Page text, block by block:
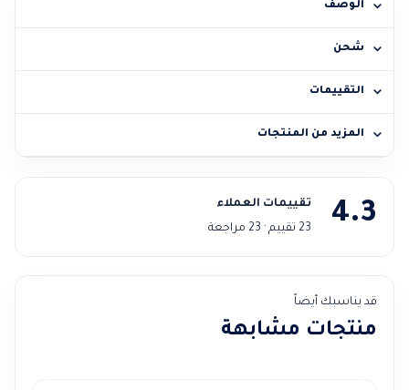
الوصف
شحن
التقييمات
المزيد من المنتجات
4.3
تقييمات العملاء
23 تقييم · 23 مراجعة
قد يناسبك أيضاً
منتجات مشابهة